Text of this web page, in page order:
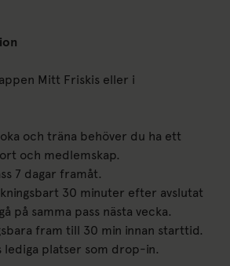
Mitt Friskis eller i
och träna behöver du ha ett
och medlemskap.
7 dagar framåt.
30 minuter efter avslutat
på samma pass nästa vecka.
fram till 30 min innan starttid.
lediga platser som drop-in.